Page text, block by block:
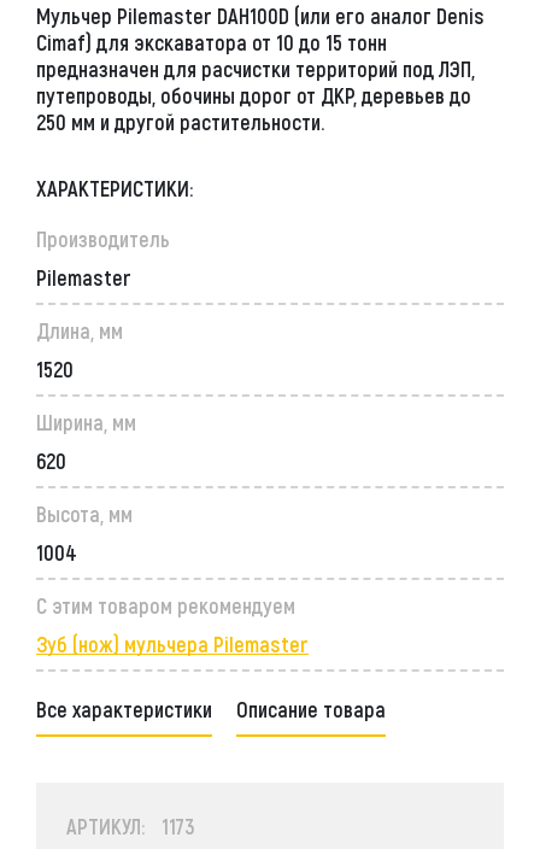
Мульчер Pilemaster DAH100D (или его аналог Denis
Cimaf) для экскаватора от 10 до 15 тонн
предназначен для расчистки территорий под ЛЭП,
путепроводы, обочины дорог от ДКР, деревьев до
250 мм и другой растительности.
ХАРАКТЕРИСТИКИ:
Производитель
Pilemaster
Длина, мм
1520
Ширина, мм
620
Высота, мм
1004
С этим товаром рекомендуем
Зуб (нож) мульчера Pilemaster
Все характеристики Описание товара
АРТИКУЛ: 1173